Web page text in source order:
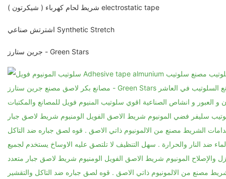
شريط لحام كهرباء ( شيكرتون ) electrostatic tape
اشترتش صناعي Synthetic Stretch
جرين ستارز - Green Stars